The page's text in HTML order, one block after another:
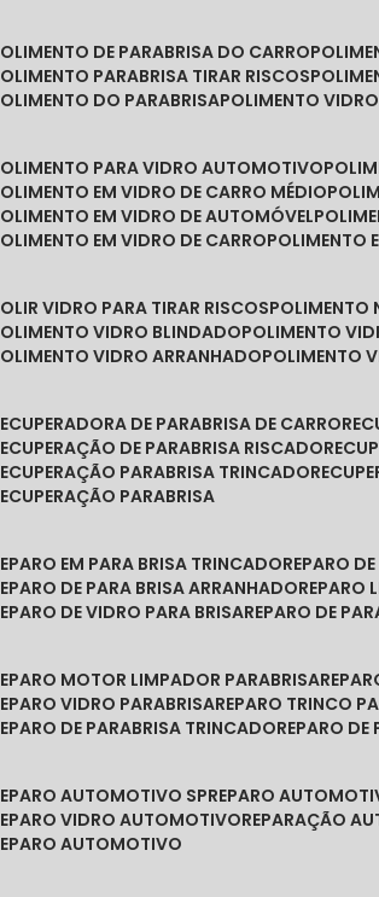
POLIMENTO DE PARABRISA DO CARRO
POLIMENTO PARABRISA TIRAR RISCOS
POLIMENTO DO PARABRISA POLIMENTO
POLIMENTO PARA VIDRO AUTOMOTIVO
POLIMENTO EM VIDRO DE CARRO MÉDIO
POLIMENTO EM VIDRO DE AUTOMÓVEL
POLIMENTO EM VIDRO DE CARRO
POLIR VIDRO PARA TIRAR RISCOS
POLIMENTO VIDRO BLINDADO POLIMENTO
POLIMENTO VIDRO ARRANHADO POLIMENTO
RECUPERADORA DE PARABRISA DE CARRO
RECUPERAÇÃO DE PARABRISA RISCADO
RECUPERAÇÃO PARABRISA TRINCADO
RECUPERAÇÃO PARABRISA
REPARO EM PARA BRISA TRINCADO REPARO
REPARO DE PARA BRISA ARRANHADO
REPARO DE VIDRO PARA BRISA REPARO DE
REPARO MOTOR LIMPADOR PARABRISA
REPARO VIDRO PARABRISA REPARO TRINCO
REPARO DE PARABRISA TRINCADO REPARO
REPARO AUTOMOTIVO SP REPARO
REPARO VIDRO AUTOMOTIVO REPARAÇÃO
REPARO AUTOMOTIVO